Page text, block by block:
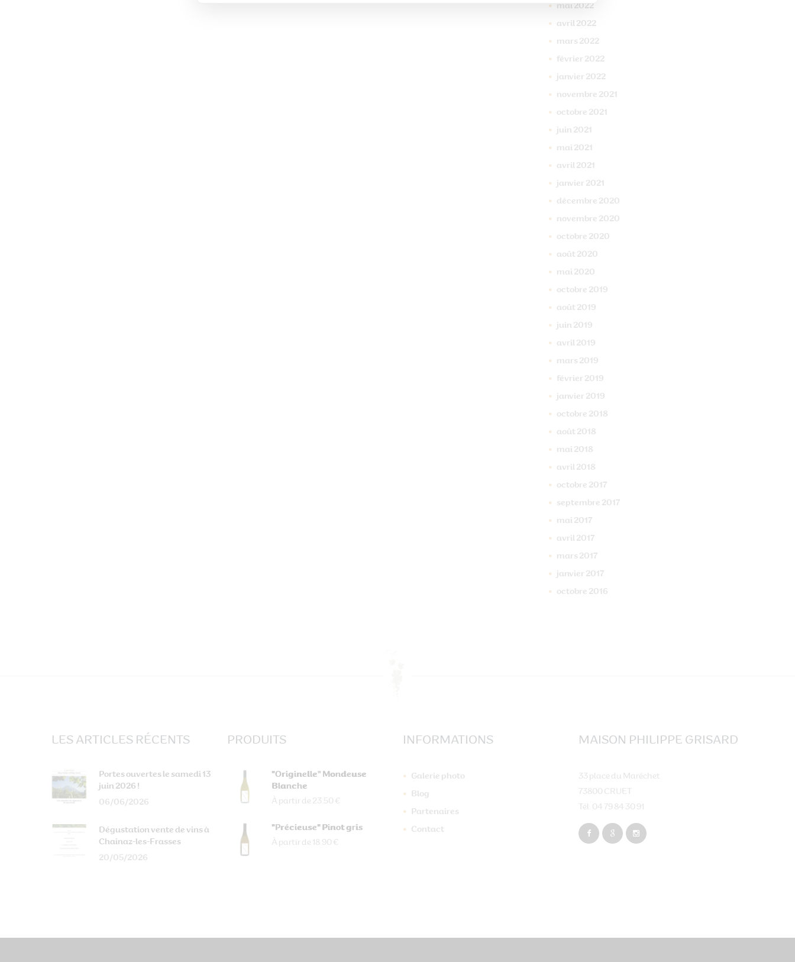
mai 2022
avril 2022
mars 2022
février 2022
janvier 2022
novembre 2021
octobre 2021
juin 2021
mai 2021
avril 2021
janvier 2021
décembre 2020
novembre 2020
octobre 2020
août 2020
mai 2020
octobre 2019
août 2019
juin 2019
avril 2019
mars 2019
février 2019
janvier 2019
octobre 2018
août 2018
mai 2018
avril 2018
octobre 2017
septembre 2017
mai 2017
avril 2017
mars 2017
janvier 2017
octobre 2016
LES ARTICLES RÉCENTS
Portes ouvertes le samedi 13
juin 2026 !
06/06/2026
Dégustation vente de vins à
Chainaz-les-Frasses
20/05/2026
PRODUITS
"Originelle" Mondeuse
Blanche
À partir de 23.50 €
"Précieuse" Pinot gris
À partir de 18.90 €
INFORMATIONS
Galerie photo
Blog
Partenaires
Contact
MAISON PHILIPPE GRISARD
33 place du Maréchet
73800 CRUET
Tél. 04 79 84 30 91